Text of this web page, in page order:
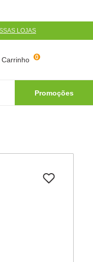
LOJAS
Carrinho 0
Promoções